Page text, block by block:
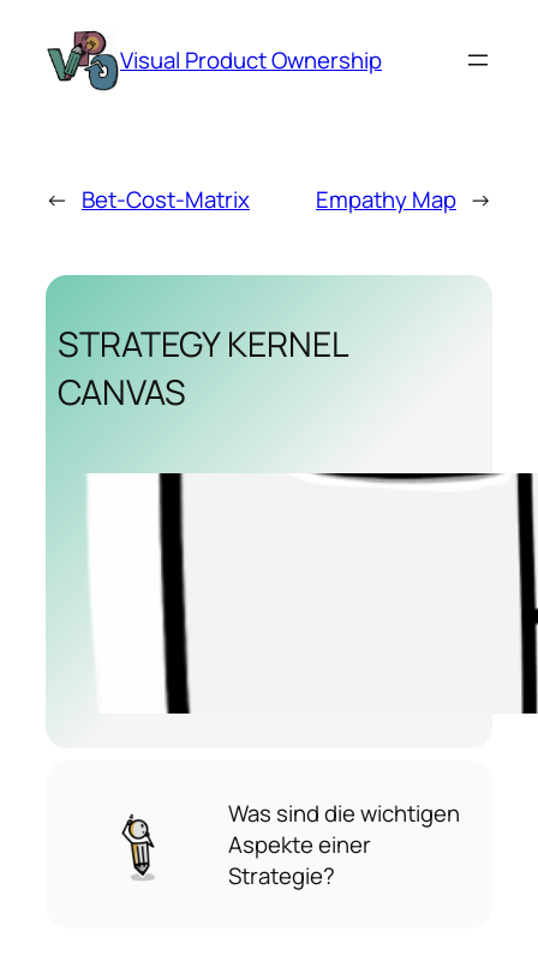
Inhalt
springen
Visual Product Ownership
← Bet-Cost-Matrix Empathy Map →
STRATEGY KERNEL
CANVAS
Was sind die wichtigen
Aspekte einer
Strategie?